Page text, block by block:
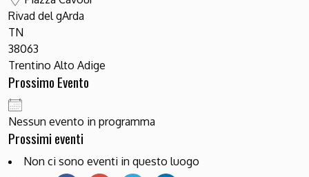
Rivad del gArda
TN
38063
Trentino Alto Adige
Prossimo Evento
Nessun evento in programma
Prossimi eventi
Non ci sono eventi in questo luogo